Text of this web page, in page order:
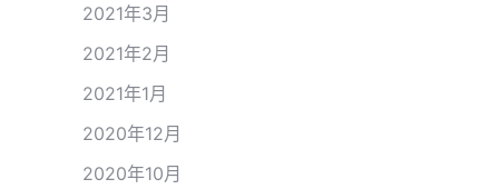
2021年3月
2021年2月
2021年1月
2020年12月
2020年10月